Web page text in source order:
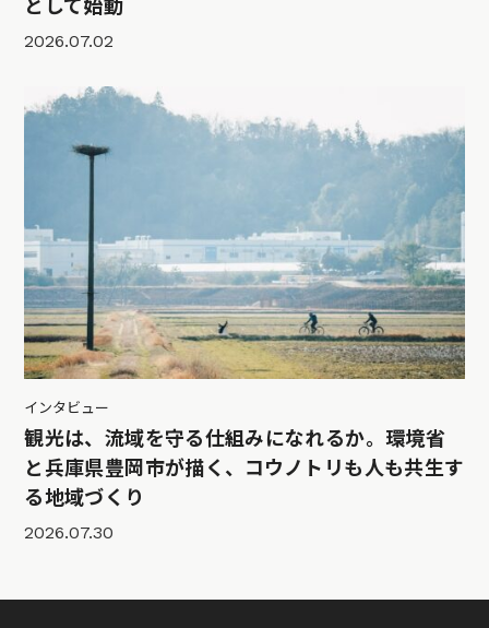
として始動
2026.07.02
インタビュー
観光は、流域を守る仕組みになれるか。環境省
と兵庫県豊岡市が描く、コウノトリも人も共生す
る地域づくり
2026.07.30